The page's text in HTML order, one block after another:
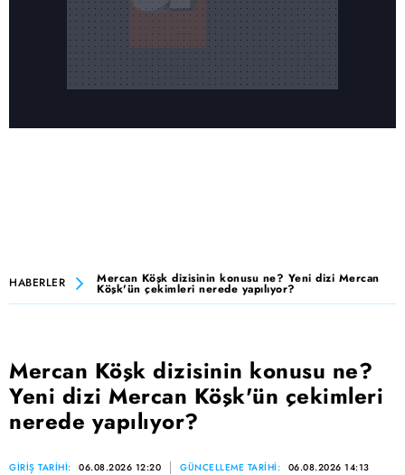
HABERLER Mercan Köşk dizisinin konusu ne? Yeni dizi Mercan
Köşk'ün çekimleri nerede yapılıyor?
Mercan Köşk dizisinin konusu ne?
Yeni dizi Mercan Köşk'ün çekimleri
nerede yapılıyor?
GİRİŞ TARİHİ: 06.08.2026 12:20 GÜNCELLEME TARİHİ: 06.08.2026 14:13